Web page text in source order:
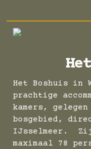
Het Boshuis in
prachtige
kamers,
bosgebied,
IJsselmeer. Zij
maximaal 78